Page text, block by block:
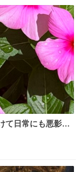
て日常にも悪影響
ス。 解決には断
いの刻です。 人様